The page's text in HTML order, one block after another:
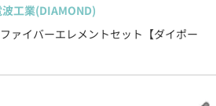
工業(DIAMOND)
ァイバーエレメントセット【ダイポー